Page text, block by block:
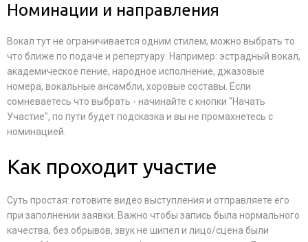
Номинации и направления
Вокал тут не ограничивается одним стилем, можно выбрать то
что ближе по подаче и репертуару. Например: эстрадный вокал,
академическое пение, народное исполнение, джазовые
номера, вокальные ансамбли, хоровые составы. Если
сомневаетесь что выбрать - начинайте с кнопки "Начать
Участие", по пути будет подсказка и вы не промахнетесь с
номинацией.
Как проходит участие
Суть простая: готовите видео выступления и отправляете его
при заполнении заявки. Важно чтобы запись была нормального
качества, без обрывов, звук не шипел и лицо/сцена были